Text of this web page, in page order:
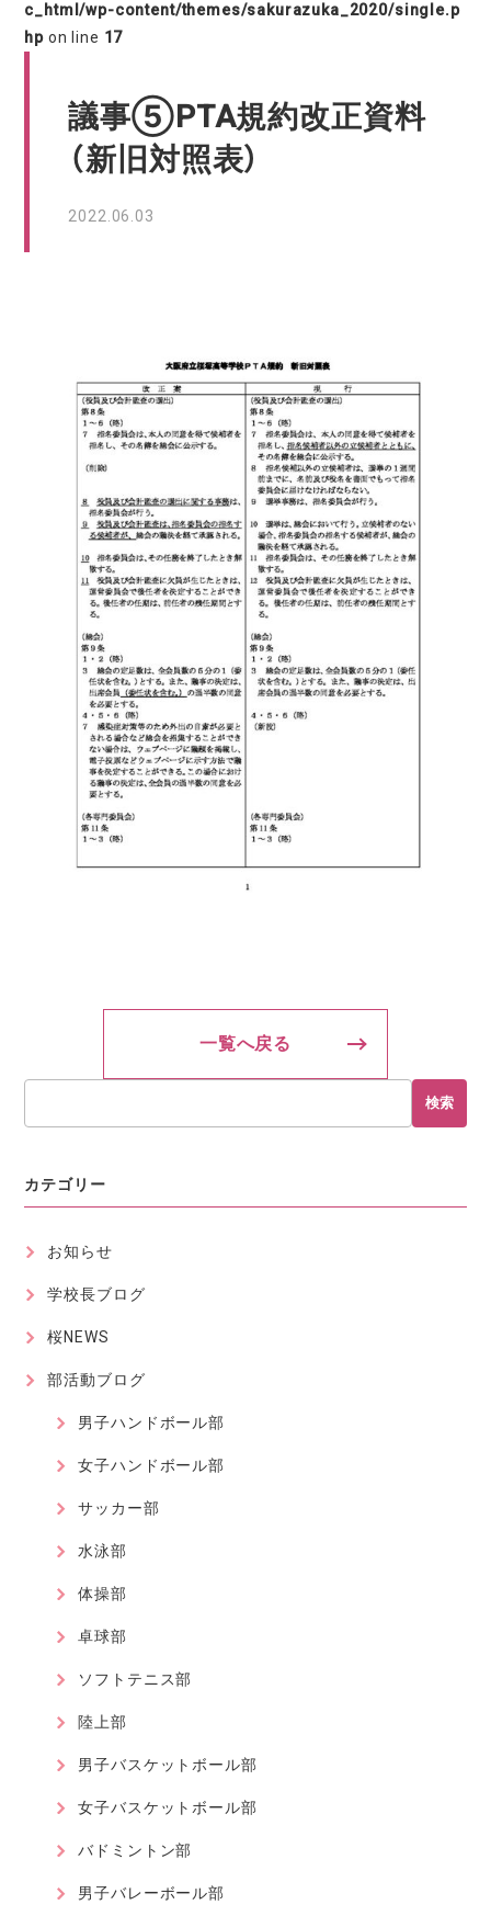
c_html/wp-content/themes/sakurazuka_2020/single.p
hp on line 17
議事⑤PTA規約改正資料
（新旧対照表）
2022.06.03
一覧へ戻る
検索
カテゴリー
お知らせ
学校長ブログ
桜NEWS
部活動ブログ
男子ハンドボール部
女子ハンドボール部
サッカー部
水泳部
体操部
卓球部
ソフトテニス部
陸上部
男子バスケットボール部
女子バスケットボール部
バドミントン部
男子バレーボール部